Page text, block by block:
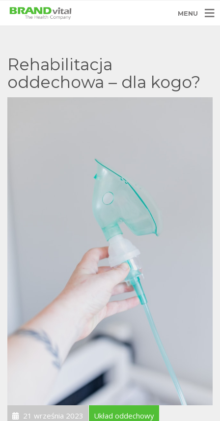
MENU
Rehabilitacja
oddechowa – dla kogo?
21 września 2023 Układ oddechowy